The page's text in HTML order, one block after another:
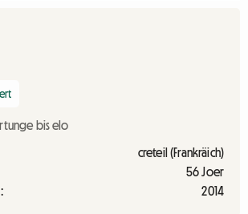
bis elo
creteil (Frankräich)
56 Joer
2014